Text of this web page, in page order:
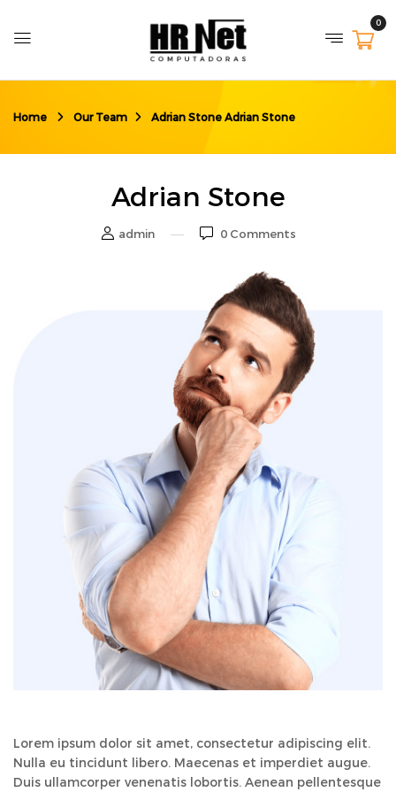
0
Home Our Team Adrian StoneAdrian Stone
Adrian Stone
admin 0Comments
Lorem ipsum dolor sit amet, consectetur adipiscing elit.
Nulla eu tincidunt libero. Maecenas et imperdiet augue.
Duis ullamcorper venenatis lobortis. Aenean pellentesque